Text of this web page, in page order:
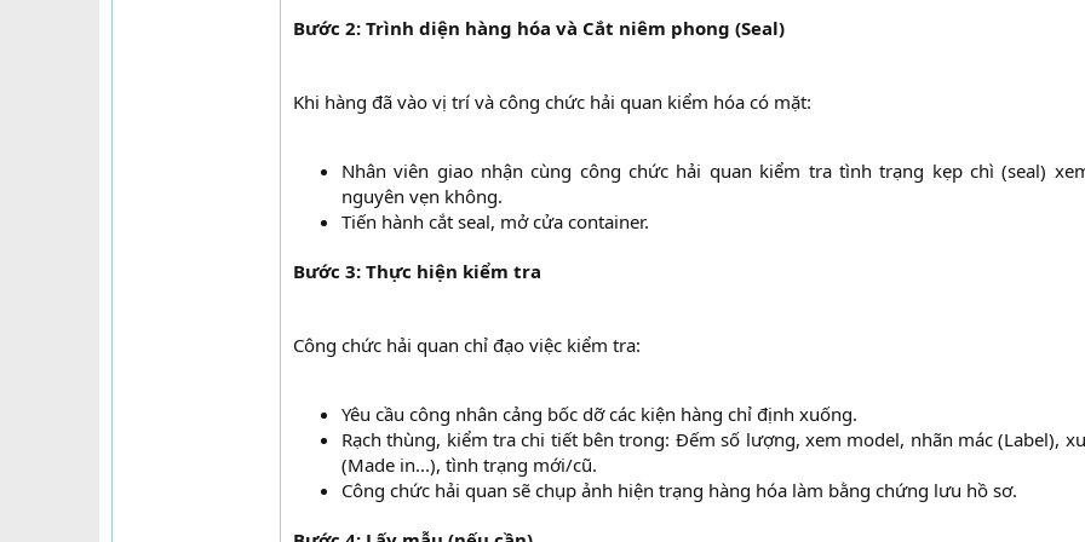
Bước 2: Trình diện hàng hóa và Cắt niêm phong (Seal)
Khi hàng đã vào vị trí và công chức hải quan kiểm hóa có mặt:
Nhân viên giao nhận cùng công chức hải quan kiểm tra tình trạng kẹp chì (seal)
nguyên vẹn không.​
Tiến hành cắt seal, mở cửa container.​
Bước 3: Thực hiện kiểm tra
Công chức hải quan chỉ đạo việc kiểm tra:
Yêu cầu công nhân cảng bốc dỡ các kiện hàng chỉ định xuống.​
Rạch thùng, kiểm tra chi tiết bên trong: Đếm số lượng, xem model, nhãn mác (Label),
(Made in...), tình trạng mới/cũ.​
Công chức hải quan sẽ chụp ảnh hiện trạng hàng hóa làm bằng chứng lưu hồ sơ.​